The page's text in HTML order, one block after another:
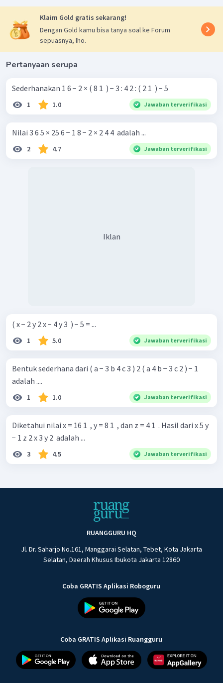
Klaim Gold gratis sekarang!
Dengan Gold kamu bisa tanya soal ke Forum
sepuasnya, lho.
Pertanyaan serupa
Sederhanakan 1 6 − 2 × ( 8 1 ​ ) − 3 : 4 2 : ( 2 1 ​ ) − 5
1 1.0 Jawaban terverifikasi
Nilai 3 6 5 × 25 6 − 1 8 − 2 × 2 4 4 ​ adalah ...
2 4.7 Jawaban terverifikasi
Iklan
( x − 2 y 2 x − 4 y 3 ​ ) − 5 = ...
1 5.0 Jawaban terverifikasi
Bentuk sederhana dari ( a − 3 b 4 c 3 ) 2 ( a 4 b − 3 c 2 ) − 1 ​
adalah ....
1 1.0 Jawaban terverifikasi
Diketahui nilai x = 16 1 ​ , y = 8 1 ​ , dan z = 4 1 ​ . Hasil dari x 5 y
− 1 z 2 x 3 y 2 ​ adalah ...
3 4.5 Jawaban terverifikasi
RUANGGURU HQ
Jl. Dr. Saharjo No.161, Manggarai Selatan, Tebet, Kota Jakarta
Selatan, Daerah Khusus Ibukota Jakarta 12860
Coba GRATIS Aplikasi Roboguru
Coba GRATIS Aplikasi Ruangguru